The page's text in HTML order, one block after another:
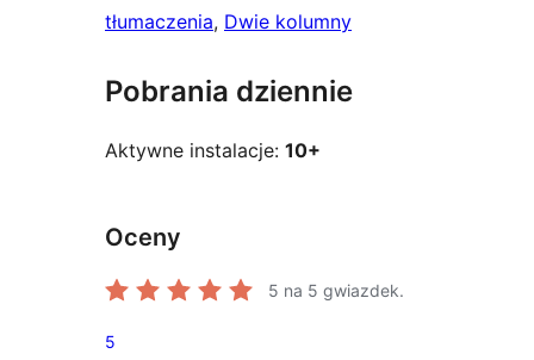
tłumaczenia, Dwie kolumny
Pobrania dziennie
Aktywne instalacje: 10+
Oceny
5 na 5 gwiazdek.
5